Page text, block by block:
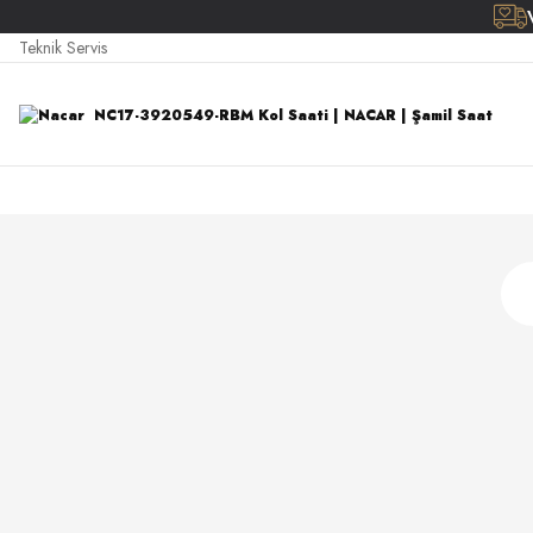
Teknik Servis